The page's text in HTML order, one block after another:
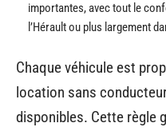
importantes, avec tout le
l’Hérault ou plus largement
Chaque véhicule est
location sans
disponibles. Cette règle